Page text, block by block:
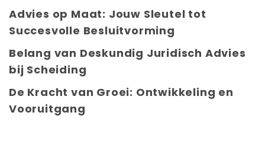
Advies op Maat: Jouw Sleutel tot
Succesvolle Besluitvorming
Belang van Deskundig Juridisch Advies
bij Scheiding
De Kracht van Groei: Ontwikkeling en
Vooruitgang